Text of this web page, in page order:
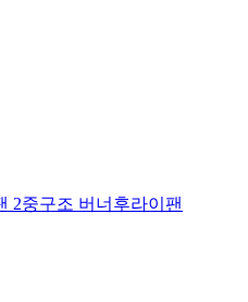
2중구조 버너후라이팬